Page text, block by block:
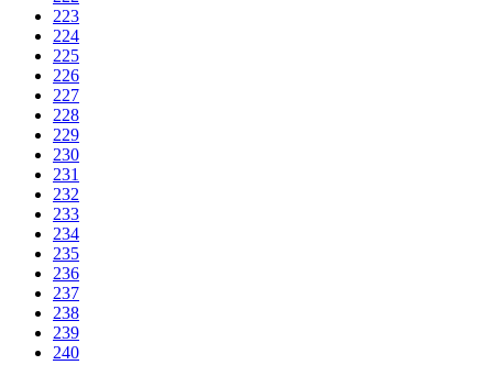
223
224
225
226
227
228
229
230
231
232
233
234
235
236
237
238
239
240